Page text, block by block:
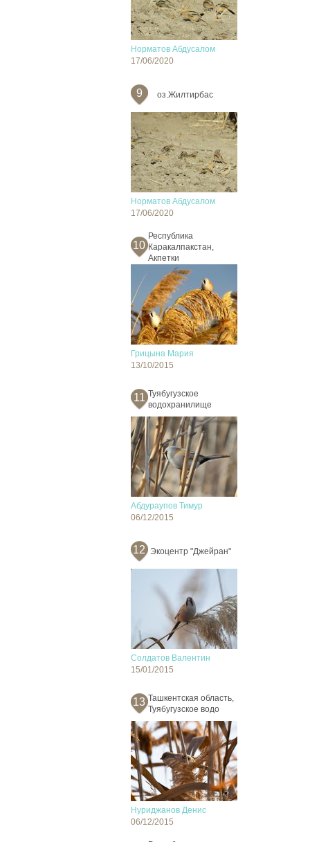
Норматов Абдусалом
17/06/2020
9 оз.Жилтирбас
Норматов Абдусалом
17/06/2020
10
Республика
Каракалпакстан,
Акпетки
Грицына Мария
13/10/2015
11 Туябугузское
водохранилище
Абдураупов Тимур
06/12/2015
12 Экоцентр "Джейран"
Солдатов Валентин
15/01/2015
13 Ташкентская область,
Туябугузское водо
Нуриджанов Денис
06/12/2015